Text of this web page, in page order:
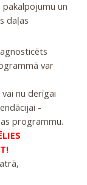
pakalpojumu un
daļas
var
nu derīgai
-
programmu.